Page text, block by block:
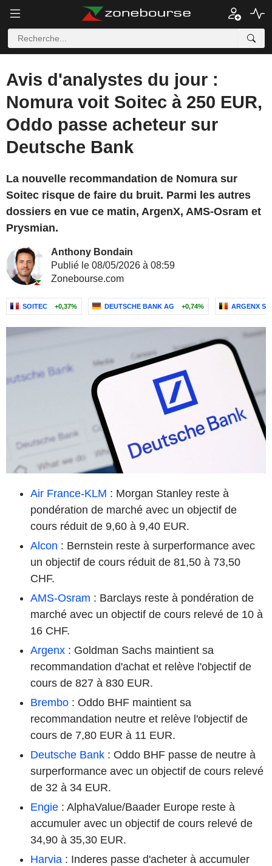
Avis d'analystes du jour :
Nomura voit Soitec à 250 EUR,
Oddo passe acheteur sur
Deutsche Bank
La nouvelle recommandation de Nomura sur
Soitec risque de faire du bruit. Parmi les autres
dossiers en vue ce matin, ArgenX, AMS-Osram et
Prysmian.
Anthony Bondain
Publié le 08/05/2026 à 08:59
Zonebourse.com
SOITEC +0,37% DEUTSCHE BANK AG +0,74% ARGENX SE
Air France-KLM : Morgan Stanley reste à
pondération de marché avec un objectif de
cours réduit de 9,60 à 9,40 EUR.
Alcon : Bernstein reste à surperformance avec
un objectif de cours réduit de 81,50 à 73,50
CHF.
AMS-Osram : Barclays reste à pondération de
marché avec un objectif de cours relevé de 10 à
16 CHF.
Argenx : Goldman Sachs maintient sa
recommandation d'achat et relève l'objectif de
cours de 827 à 830 EUR.
Brembo : Oddo BHF maintient sa
recommandation neutre et relève l'objectif de
cours de 7,80 EUR à 11 EUR.
Deutsche Bank : Oddo BHF passe de neutre à
surperformance avec un objectif de cours relevé
de 32 à 34 EUR.
Engie : AlphaValue/Baader Europe reste à
accumuler avec un objectif de cours relevé de
34,90 à 35,30 EUR.
Harvia : Inderes passe d'acheter à accumuler